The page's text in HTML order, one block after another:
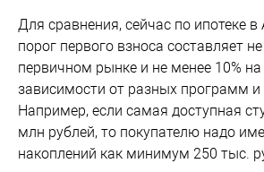
Для сравнения, сейчас по ипотеке
порог первого взноса составляет
первичном рынке и не менее 10%
зависимости от разных программ и
Например, если самая доступная
млн рублей, то покупателю надо
накоплений как минимум 250 тыс.